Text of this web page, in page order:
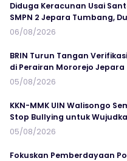
Diduga Keracunan Usai
SMPN 2 Jepara Tumbang,
06/08/2026
BRIN Turun Tangan
di Perairan Mororejo Jepara
05/08/2026
KKN-MMK UIN Walisongo
Stop Bullying untuk
05/08/2026
Fokuskan Pemberdayaan